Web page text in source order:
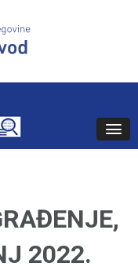
Search
2022.